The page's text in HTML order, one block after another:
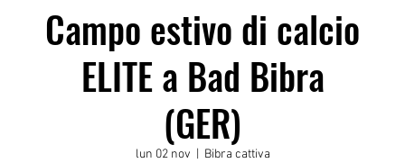
Campo estivo di calcio
ELITE a Bad Bibra
(GER)
lun 02 nov Bibra cattiva